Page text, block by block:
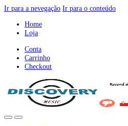
Ir para a nevegação Ir para o conteúdo
Home
Loja
Conta
Carrinho
Checkout